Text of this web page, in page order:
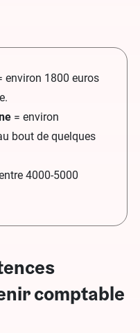
environ 1800 euros
= environ
bout de quelques
4000-5000
comptable